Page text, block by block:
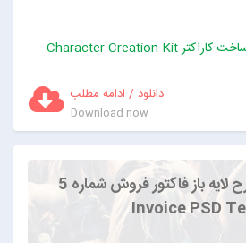
دانلود / ادامه مطلب
Download now
دانلود طرح لایه باز فاکتور فروش شماره 5
Invoice PSD